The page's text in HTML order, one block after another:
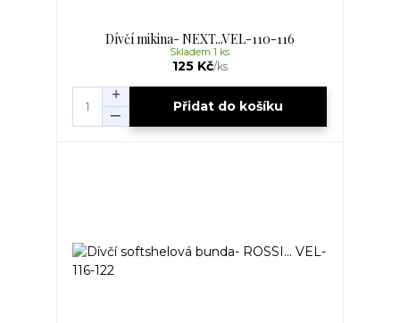
Dívčí mikina- NEXT...VEL-110-116
125 Kč/ks
Skladem 1 ks
Přidat do košíku